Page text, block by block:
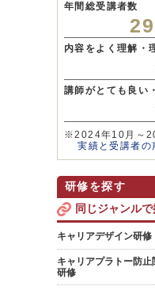
年間総受講者数
内容をよく理解・
講師がとても良い
※2024年10月～
実績と受講者の
研修を探す
同じジャンル
キャリアデザイン研修
20代向けキ
イン研修
キャリアプラトー防止
研修